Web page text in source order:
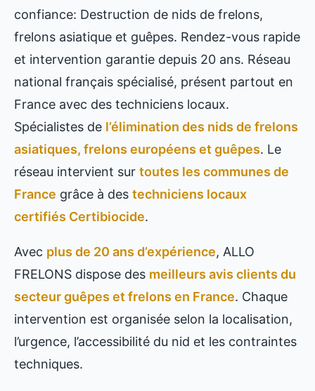
confiance: Destruction de nids de frelons,
frelons asiatique et guêpes. Rendez-vous rapide
et intervention garantie depuis 20 ans. Réseau
national français spécialisé, présent partout en
France avec des techniciens locaux.
Spécialistes de l’élimination des nids de frelons
asiatiques, frelons européens et guêpes. Le
réseau intervient sur toutes les communes de
France grâce à des techniciens locaux
certifiés Certibiocide.
Avec plus de 20 ans d’expérience, ALLO
FRELONS dispose des meilleurs avis clients du
secteur guêpes et frelons en France. Chaque
intervention est organisée selon la localisation,
l’urgence, l’accessibilité du nid et les contraintes
techniques.